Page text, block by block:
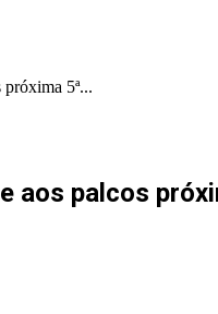
5ª...
aos palcos